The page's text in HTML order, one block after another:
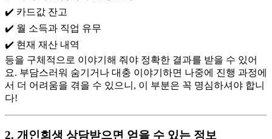
✔️ 카드값 잔고
✔️ 월 소득과 직업 유무
✔️ 현재 재산 내역
등을 구체적으로 이야기해 줘야 정확한 결과를 받을 수 있어
요. 부담스러워 숨기거나 대충 이야기하면 나중에 진행 과정에
서 더 어려움을 겪을 수 있으니, 이 부분은 꼭 명심하셔야 합니
다!
2. 개인회생 상담받으면 얻을 수 있는 정보